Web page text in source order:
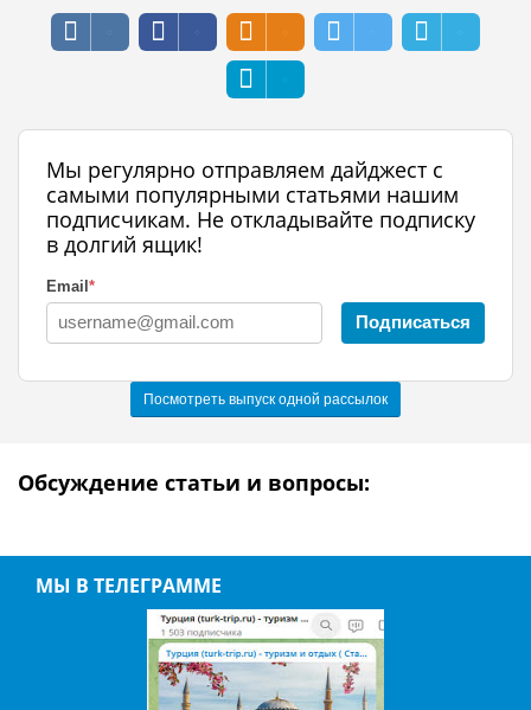
Мы регулярно отправляем дайджест с
самыми популярными статьями нашим
подписчикам. Не откладывайте подписку
в долгий ящик!
Email *
Подписаться
Посмотреть выпуск одной рассылок
Обсуждение статьи и вопросы:
МЫ В ТЕЛЕГРАММЕ